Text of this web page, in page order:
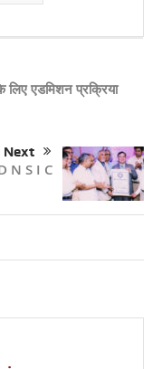
लिए एडमिशन प्रक्रिया
Next
N S I C